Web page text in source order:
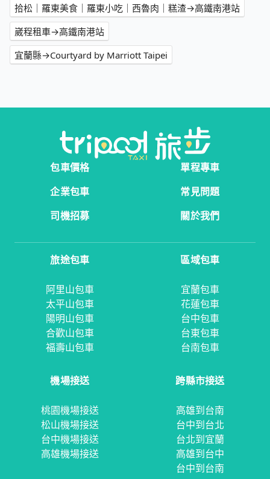
拾松｜羅東美食｜羅東小吃｜西魯肉｜糕渣→高鐵南港站
崴程租車→高鐵南港站
宜蘭縣→Courtyard by Marriott Taipei
包車價格
單程專車
企業包車
常見問題
司機招募
關於我們
旅途包車
阿里山包車
太平山包車
陽明山包車
合歡山包車
福壽山包車
區域包車
宜蘭包車
花蓮包車
台中包車
台東包車
台南包車
機場接送
桃園機場接送
松山機場接送
台中機場接送
高雄機場接送
跨縣市接送
高雄到台南
台中到台北
台北到宜蘭
高雄到台中
台中到台南